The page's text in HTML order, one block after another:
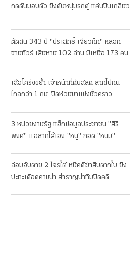
กดดันมอบตัว ยิงดับหนุ่มรถตู้ แค้นปีนเกลียว
ตัดสิน 343 ปี "ประสิทธิ์ เจียวก๊ก" หลอก
ขายทัวร์ เสียหาย 102 ล้าน มีเหยื่อ 173 คน
เสือโคร่งขย้ำ เจ้าหน้าที่ดับสลด ลากไปกิน
ไกลกว่า 1 กม. ปิดห้วยขาแข้งชั่วคราว
3 หน่วยงานรัฐ แฮ็กข้อมูลประชาชน "สิริ
พงศ์" แฉลากไส้เอง "หนู" กอด "หนิม"
ล้อมจับตาย 2 โจรใต้ หนีคดีฆ่าสืบตากใบ ยิง
ปะทะเดือดคาขนำ สำราญนำทีมปิดคดี